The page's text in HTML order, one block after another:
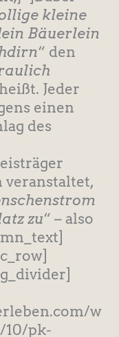
kleine
Bäuerlein
“ den
Jeder
einen
des
veranstaltet,
zu“ – also
w
10/pk-